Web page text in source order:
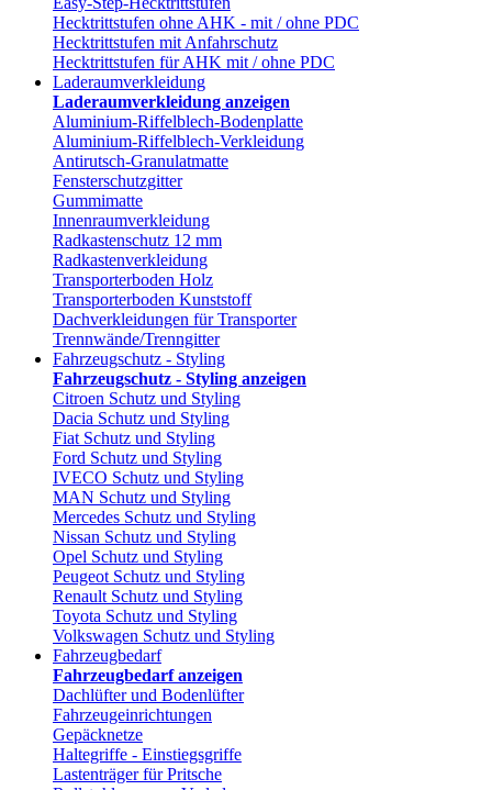
Hecktrittstufen ohne AHK - mit / ohne PDC
Hecktrittstufen mit Anfahrschutz
Hecktrittstufen für AHK mit / ohne PDC
Laderaumverkleidung
Laderaumverkleidung anzeigen
Aluminium-Riffelblech-Bodenplatte
Aluminium-Riffelblech-Verkleidung
Antirutsch-Granulatmatte
Fensterschutzgitter
Gummimatte
Innenraumverkleidung
Radkastenschutz 12 mm
Radkastenverkleidung
Transporterboden Holz
Transporterboden Kunststoff
Dachverkleidungen für Transporter
Trennwände/Trenngitter
Fahrzeugschutz - Styling
Fahrzeugschutz - Styling anzeigen
Citroen Schutz und Styling
Dacia Schutz und Styling
Fiat Schutz und Styling
Ford Schutz und Styling
IVECO Schutz und Styling
MAN Schutz und Styling
Mercedes Schutz und Styling
Nissan Schutz und Styling
Opel Schutz und Styling
Peugeot Schutz und Styling
Renault Schutz und Styling
Toyota Schutz und Styling
Volkswagen Schutz und Styling
Fahrzeugbedarf
Fahrzeugbedarf anzeigen
Dachlüfter und Bodenlüfter
Fahrzeugeinrichtungen
Gepäcknetze
Haltegriffe - Einstiegsgriffe
Lastenträger für Pritsche